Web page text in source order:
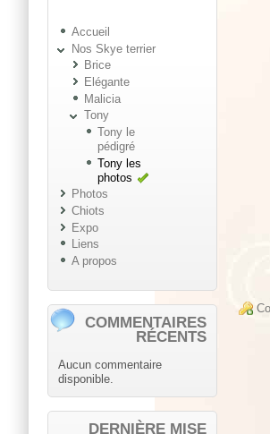
Accueil
Nos Skye terrier
Brice
Elégante
Malicia
Tony
Tony le
pédigré
Tony les
photos
Photos
Chiots
Expo
Liens
A propos
COMMENTAIRES
RÉCENTS
Aucun commentaire
disponible.
DERNIÈRE MISE